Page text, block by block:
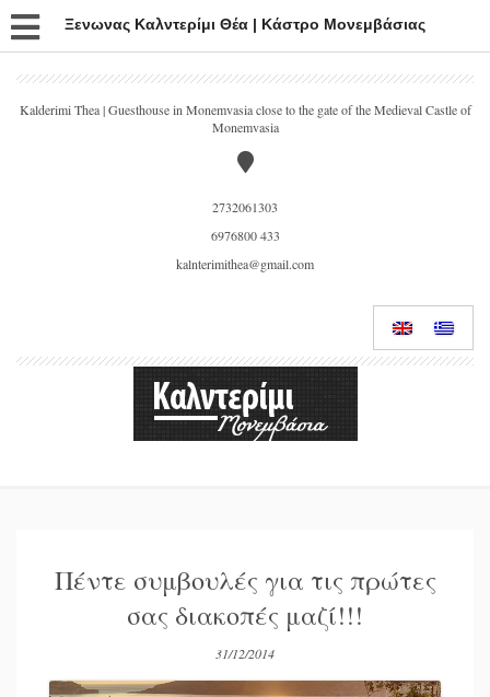
Ξενωνας Καλντερίμι Θέα | Κάστρο Μονεμβάσιας
Kalderimi Thea | Guesthouse in Monemvasia close to the gate of the Medieval Castle of
Monemvasia
2732061303
6976800 433
kalnterimithea@gmail.com
Πέντε συμβουλές για τις πρώτες
σας διακοπές μαζί!!!
31/12/2014